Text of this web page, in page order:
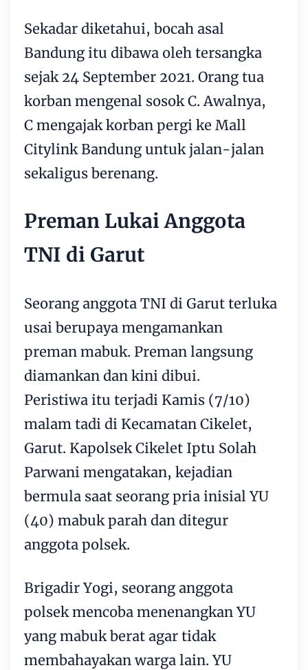
Sekadar diketahui, bocah asal
Bandung itu dibawa oleh tersangka
sejak 24 September 2021. Orang tua
korban mengenal sosok C. Awalnya,
C mengajak korban pergi ke Mall
Citylink Bandung untuk jalan-jalan
sekaligus berenang.
Preman Lukai Anggota
TNI di Garut
Seorang anggota TNI di Garut terluka
usai berupaya mengamankan
preman mabuk. Preman langsung
diamankan dan kini dibui.
Peristiwa itu terjadi Kamis (7/10)
malam tadi di Kecamatan Cikelet,
Garut. Kapolsek Cikelet Iptu Solah
Parwani mengatakan, kejadian
bermula saat seorang pria inisial YU
(40) mabuk parah dan ditegur
anggota polsek.
Brigadir Yogi, seorang anggota
polsek mencoba menenangkan YU
yang mabuk berat agar tidak
membahayakan warga lain. YU